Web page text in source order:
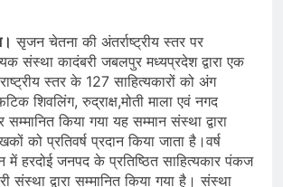
सृजन चेतना की अंतर्राष्ट्रीय स्तर पर
संस्था कादंबरी जबलपुर मध्यप्रदेश द्वारा एक
स्तर के 127 साहित्यकारों को अंग
शिवलिंग, रुद्राक्ष,मोती माला एवं नगद
किया गया यह सम्मान संस्था द्वारा
को प्रतिवर्ष प्रदान किया जाता है।वर्ष
हरदोई जनपद के प्रतिष्ठित साहित्यकार पंकज
संस्था द्वारा सम्मानित किया गया है। संस्था